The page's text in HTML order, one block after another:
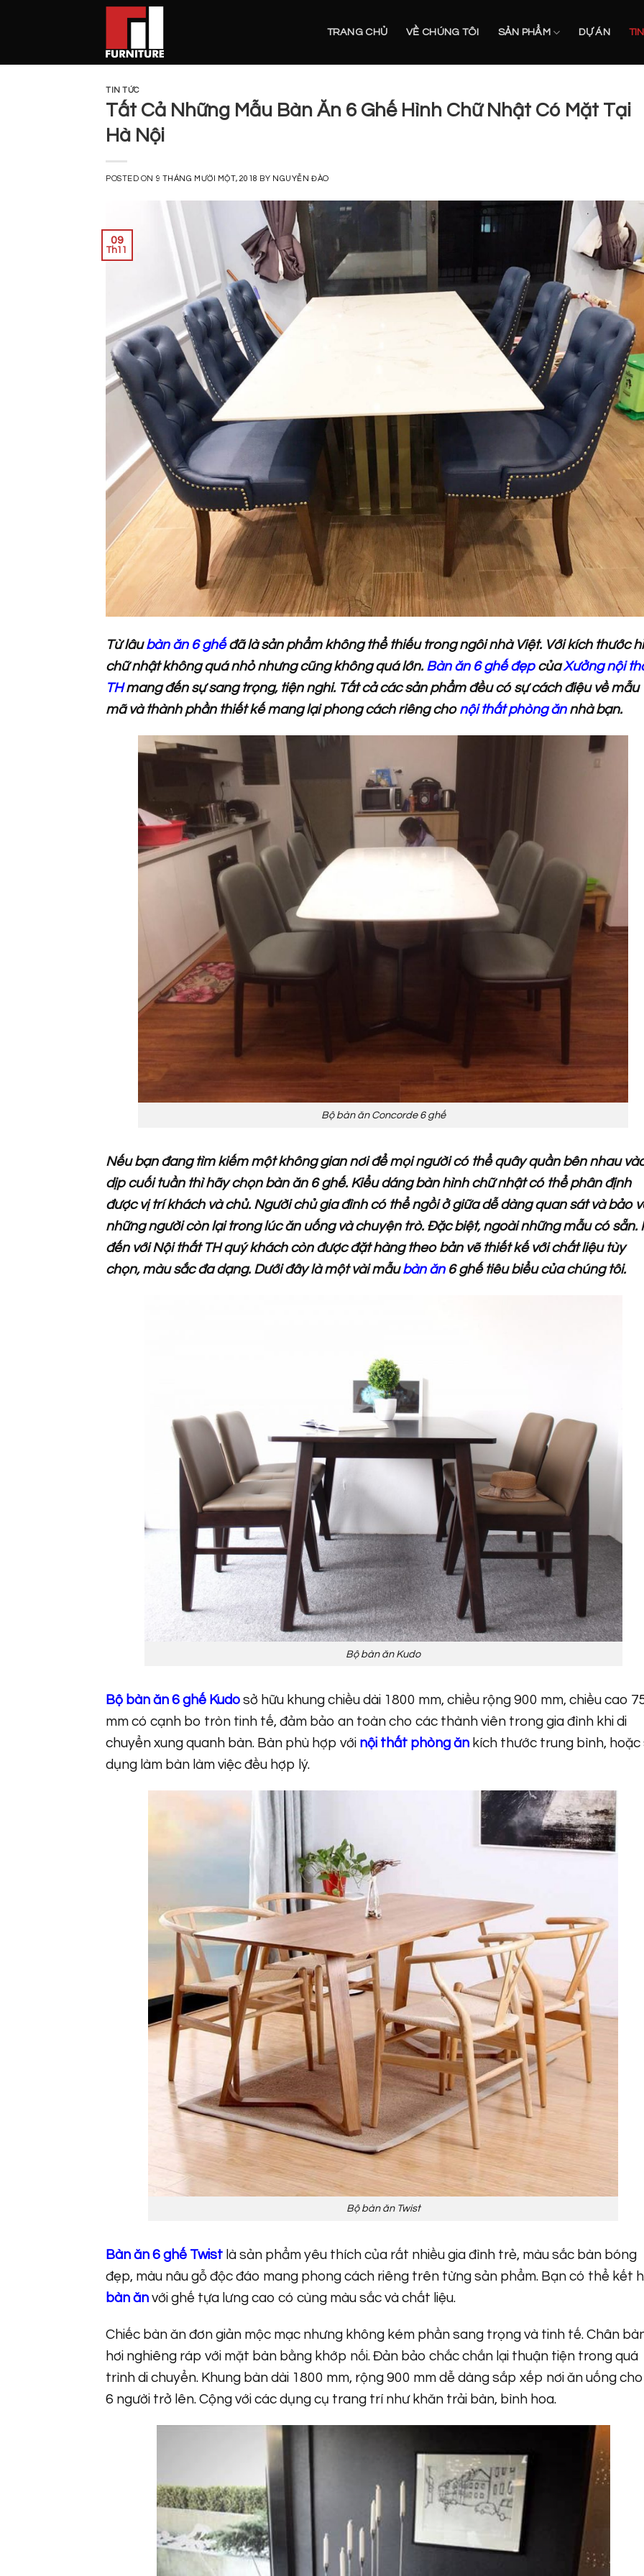
TRANG CHỦ VỀ CHÚNG TÔI SẢN PHẨM DỰ ÁN
TIN TỨC
Tất Cả Những Mẫu Bàn Ăn 6 Ghế Hình Chữ Nhật Có Mặt Tại
Hà Nội
POSTED ON 9 THÁNG MƯỜI MỘT, 2018 BY NGUYỄN ĐÀO
09
Th11
Từ lâubàn ăn 6 ghếđã là sản phẩm không thể thiếu trong ngôi nhà Việt. Với kích thước
chữ nhật không quá nhỏ nhưng cũng không quá lớn. Bàn ăn 6 ghế đẹpcủaXưởng nội
THmang đến sự sang trọng, tiện nghi. Tất cả các sản phẩm đều có sự cách điệu về mẫu
mã và thành phần thiết kế mang lại phong cách riêng cho nội thất phòng ănnhà bạn.
Bộ bàn ăn Concorde 6 ghế
Nếu bạn đang tìm kiếm một không gian nơi để mọi người có thể quây quần bên nhau
dịp cuối tuần thì hãy chọn bàn ăn 6 ghế. Kiểu dáng bàn hình chữ nhật có thể phân định
được vị trí khách và chủ. Người chủ gia đình có thể ngồi ở giữa dễ dàng quan sát và bảo
những người còn lại trong lúc ăn uống và chuyện trò. Đặc biệt, ngoài những mẫu có sẵn.
đến với Nội thất TH quý khách còn được đặt hàng theo bản vẽ thiết kế với chất liệu tùy
chọn, màu sắc đa dạng. Dưới đây là một vài mẫubàn ăn6 ghế tiêu biểu của chúng tôi.
Bộ bàn ăn Kudo
Bộ bàn ăn 6 ghế Kudo sở hữu khung chiều dài 1800 mm, chiều rộng 900 mm, chiều cao
mm có cạnh bo tròn tinh tế, đảm bảo an toàn cho các thành viên trong gia đình khi di
chuyển xung quanh bàn. Bàn phù hợp với nội thất phòng ăn kích thước trung bình, hoặc
dụng làm bàn làm việc đều hợp lý.
Bộ bàn ăn Twist
Bàn ăn 6 ghế Twist là sản phẩm yêu thích của rất nhiều gia đình trẻ, màu sắc bàn bóng
đẹp, màu nâu gỗ độc đáo mang phong cách riêng trên từng sản phẩm. Bạn có thể kết
bàn ăn với ghế tựa lưng cao có cùng màu sắc và chất liệu.
Chiếc bàn ăn đơn giản mộc mạc nhưng không kém phần sang trọng và tinh tế. Chân
hơi nghiêng ráp với mặt bàn bằng khớp nối. Đản bảo chắc chắn lại thuận tiện trong quá
trình di chuyển. Khung bàn dài 1800 mm, rộng 900 mm dễ dàng sắp xếp nơi ăn uống
6 người trở lên. Cộng với các dụng cụ trang trí như khăn trải bàn, bình hoa.